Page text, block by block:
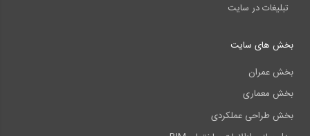
تبلیغات در سایت
بخش های سایت
بخش عمران
بخش معماری
بخش طراحی عملکردی